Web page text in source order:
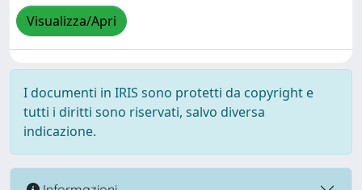
Visualizza/Apri
I documenti in IRIS sono protetti da copyright e
tutti i diritti sono riservati, salvo diversa
indicazione.